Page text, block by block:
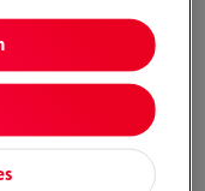
elektro- en
Vraag advies aan
bij Vanden